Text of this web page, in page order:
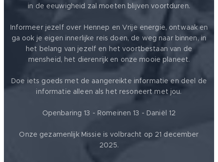
in de eeuwigheid zal moeten blijven voortduren.
Informeer jezelf over Hennep en Vrije energie, ontwaak en
ga ook je eigen innerlijke reis doen, de weg naar binnen, in
het belang van jezelf en het voortbestaan van de
mensheid, het dierenrijk en onze mooie planeet.
Doe iets goeds met de aangereikte informatie en deel de
informatie alleen als het resoneert met jou.
Openbaring 13 - Romeinen 13 - Daniël 12
Onze gezamenlijk Missie is volbracht op 21 december
2025.